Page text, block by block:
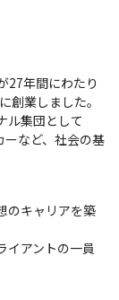
27年間にわたり
創業しました。
ル集団として
など、社会の基
のキャリアを築
イアントの一員